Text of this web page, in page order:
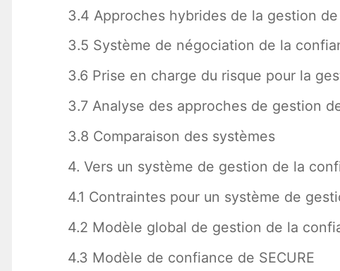
3.4 Approches hybrides de la gestion
3.5 Système de négociation de la
3.6 Prise en charge du risque pour la
3.7 Analyse des approches de gestion
3.8 Comparaison des systèmes
4. Vers un système de gestion de la
4.1 Contraintes pour un système de
4.2 Modèle global de gestion de la
4.3 Modèle de confiance de SECURE